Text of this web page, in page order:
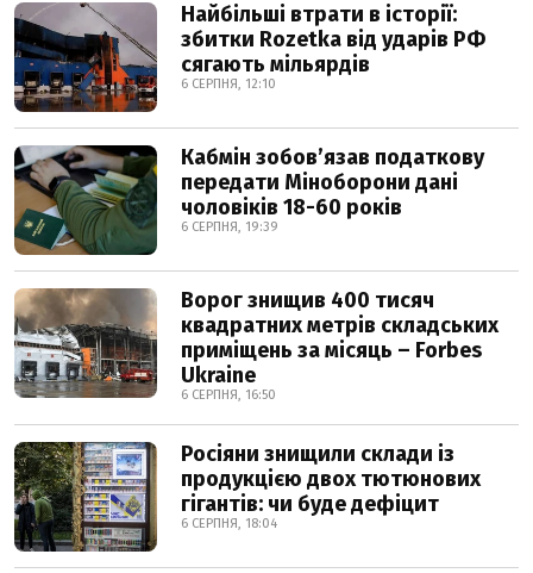
Найбільші втрати в історії:
збитки Rozetka від ударів РФ
сягають мільярдів
6 СЕРПНЯ, 12:10
Кабмін зобовʼязав податкову
передати Міноборони дані
чоловіків 18-60 років
6 СЕРПНЯ, 19:39
Ворог знищив 400 тисяч
квадратних метрів складських
приміщень за місяць – Forbes
Ukraine
6 СЕРПНЯ, 16:50
Росіяни знищили склади із
продукцією двох тютюнових
гігантів: чи буде дефіцит
6 СЕРПНЯ, 18:04